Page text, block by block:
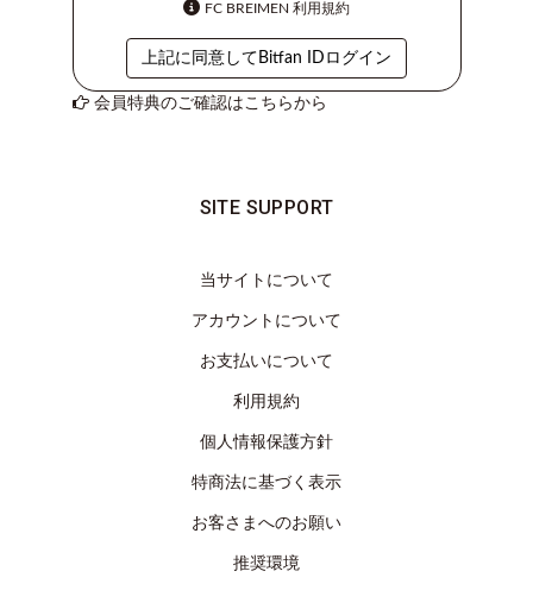
つ
や
き
ABOUT
IN
FC BREIMEN 利用規約
上記に同意してBitfan IDログイン
会員特典のご確認はこちらから
SITE SUPPORT
当サイトについて
アカウントについて
お支払いについて
利用規約
個人情報保護方針
特商法に基づく表示
お客さまへのお願い
推奨環境